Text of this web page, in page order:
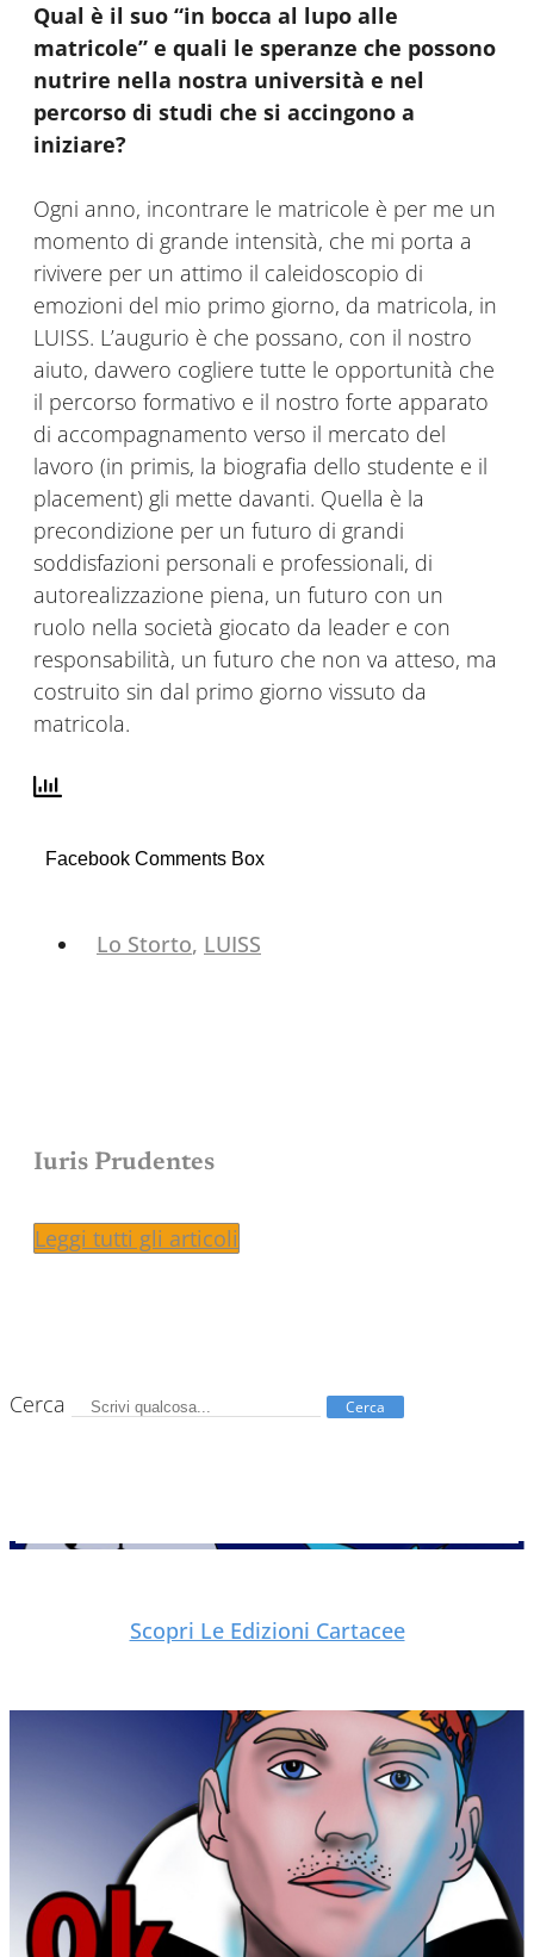
Qual è il suo “in bocca al lupo alle
matricole” e quali le speranze che possono
nutrire nella nostra università e nel
percorso di studi che si accingono a
iniziare?
Ogni anno, incontrare le matricole è per me un
momento di grande intensità, che mi porta a
rivivere per un attimo il caleidoscopio di
emozioni del mio primo giorno, da matricola, in
LUISS. L’augurio è che possano, con il nostro
aiuto, davvero cogliere tutte le opportunità che
il percorso formativo e il nostro forte apparato
di accompagnamento verso il mercato del
lavoro (in primis, la biografia dello studente e il
placement) gli mette davanti. Quella è la
precondizione per un futuro di grandi
soddisfazioni personali e professionali, di
autorealizzazione piena, un futuro con un
ruolo nella società giocato da leader e con
responsabilità, un futuro che non va atteso, ma
costruito sin dal primo giorno vissuto da
matricola.
Facebook Comments Box
Lo Storto, LUISS
Iuris Prudentes
Leggi tutti gli articoli
Cerca Cerca
Scopri Le Edizioni Cartacee